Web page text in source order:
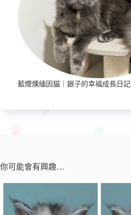
藍煙燻緬因貓｜銀子的幸福成長日記
你可能會有興趣…